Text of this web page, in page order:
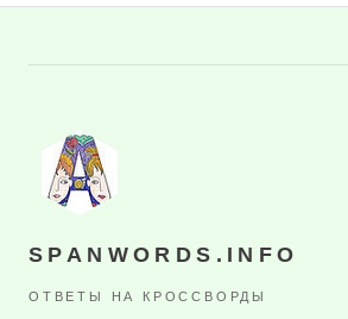
SPANWORDS.INFO
ОТВЕТЫ НА КРОССВОРДЫ